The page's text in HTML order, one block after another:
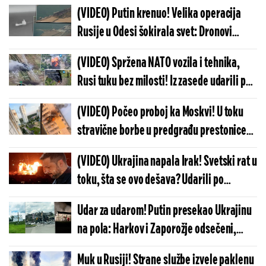
(VIDEO) Putin krenuo! Velika operacija
Rusije u Odesi šokirala svet: Dronovi
snimili trenutke pravog užasa
(VIDEO) Spržena NATO vozila i tehnika,
Rusi tuku bez milosti! Iz zasede udarili po
koloni, vojnici u panici beže, sve gori oko
njih
(VIDEO) Počeo proboj ka Moskvi! U toku
stravične borbe u predgrađu prestonice
Rusije - sve se trese od udara, aerodromi
hitno zatvoreni
(VIDEO) Ukrajina napala Irak! Svetski rat u
toku, šta se ovo dešava? Udarili po
velikom broju ciljeva, Bagdad žestoko
odgovorio
Udar za udarom! Putin presekao Ukrajinu
na pola: Harkov i Zaporožje odsečeni,
Rusija pokrenula munjevitu i masovnu
Muk u Rusiji! Strane službe izvele paklenu